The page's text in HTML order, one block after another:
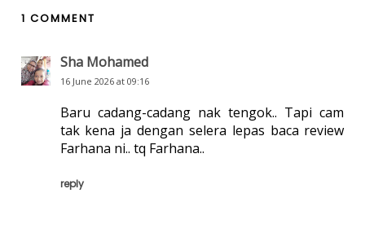
1 COMMENT
Sha Mohamed
16 June 2026 at 09:16
Baru cadang-cadang nak tengok.. Tapi cam
tak kena ja dengan selera lepas baca review
Farhana ni.. tq Farhana..
reply